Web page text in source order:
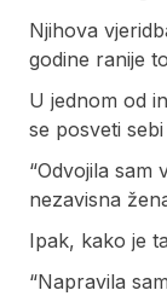
Njihova
godine ranije
U jednom od
se posveti
“Odvojila sam
nezavisna
Ipak, kako je
“Napravila